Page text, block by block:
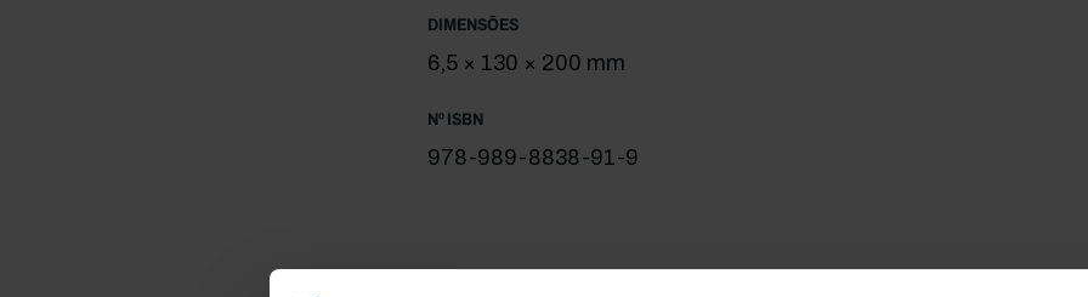
DIMENSÕES
6,5 × 130 × 200 mm
Nº ISBN
978-989-8838-91-9